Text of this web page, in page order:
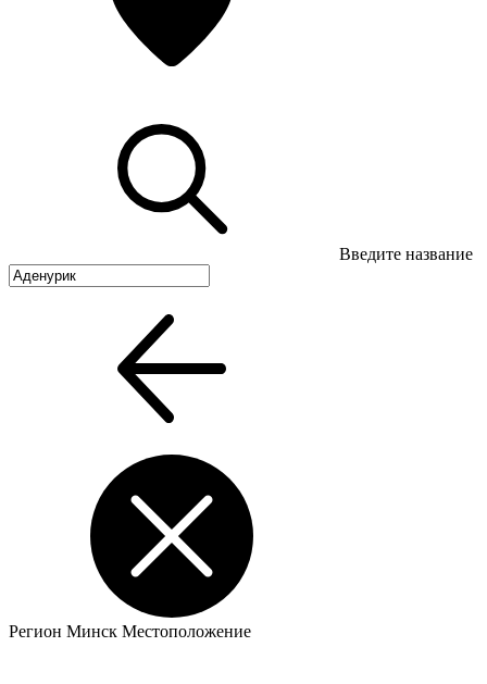
Введите название
Регион Минск Местоположение